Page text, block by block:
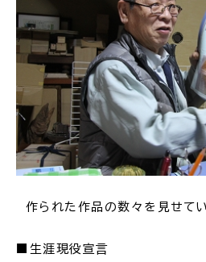
作られた作品の数々を見せてい
■生涯現役宣言